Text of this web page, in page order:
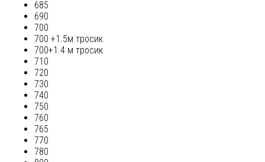
685
690
700
700 +1.5м тросик
700+1.4 м тросик
710
720
730
740
750
760
765
770
780